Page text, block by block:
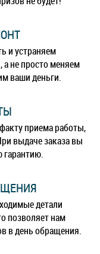
и устраняем
не просто меняем
ваши деньги.
приема работы,
выдаче заказа вы
гарантию.
детали
позволяет нам
в день обращения.